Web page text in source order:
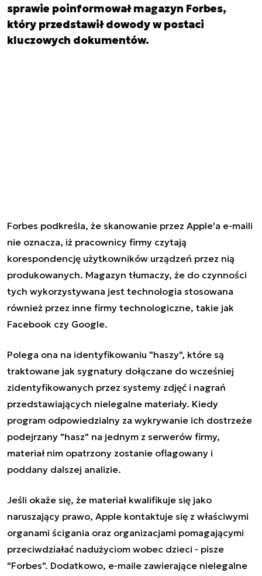
sprawie poinformował magazyn Forbes,
który przedstawił dowody w postaci
kluczowych dokumentów.
Forbes podkreśla, że skanowanie przez Apple'a e-maili
nie oznacza, iż pracownicy firmy czytają
korespondencję użytkowników urządzeń przez nią
produkowanych. Magazyn tłumaczy, że do czynności
tych wykorzystywana jest technologia stosowana
również przez inne firmy technologiczne, takie jak
Facebook czy Google.
Polega ona na identyfikowaniu "haszy", które są
traktowane jak sygnatury dołączane do wcześniej
zidentyfikowanych przez systemy zdjęć i nagrań
przedstawiających nielegalne materiały. Kiedy
program odpowiedzialny za wykrywanie ich dostrzeże
podejrzany "hasz" na jednym z serwerów firmy,
materiał nim opatrzony zostanie oflagowany i
poddany dalszej analizie.
Jeśli okaże się, że materiał kwalifikuje się jako
naruszający prawo, Apple kontaktuje się z właściwymi
organami ścigania oraz organizacjami pomagającymi
przeciwdziałać nadużyciom wobec dzieci - pisze
"Forbes". Dodatkowo, e-maile zawierające nielegalne